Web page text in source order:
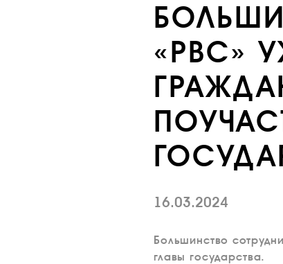
«РВС»
16.03.2024
Большинство
главы государства.